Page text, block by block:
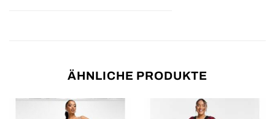
ÄHNLICHE PRODUKTE